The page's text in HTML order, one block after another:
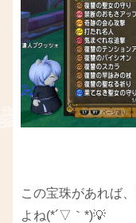
この宝珠があれば、
よね(*´▽｀*)💡